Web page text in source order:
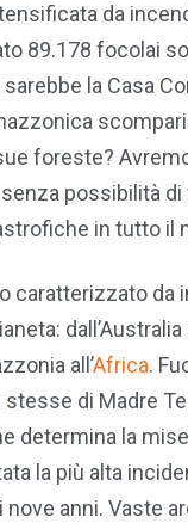
da
89.178 focolai
la Casa
foreste?
possibilità di
in tutto il
caratterizzato da
dall’Australia
all’Africa.
di Madre
determina la
la più alta
anni. Vaste